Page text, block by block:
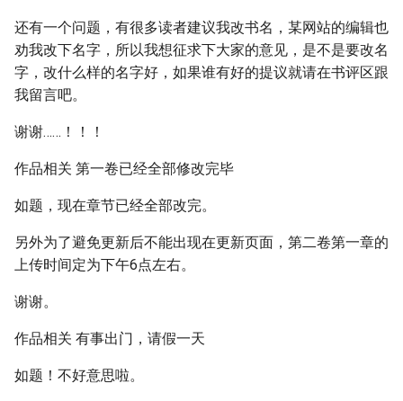
还有一个问题，有很多读者建议我改书名，某网站的编辑也
劝我改下名字，所以我想征求下大家的意见，是不是要改名
字，改什么样的名字好，如果谁有好的提议就请在书评区跟
我留言吧。
谢谢……！！！
作品相关 第一卷已经全部修改完毕
如题，现在章节已经全部改完。
另外为了避免更新后不能出现在更新页面，第二卷第一章的
上传时间定为下午6点左右。
谢谢。
作品相关 有事出门，请假一天
如题！不好意思啦。